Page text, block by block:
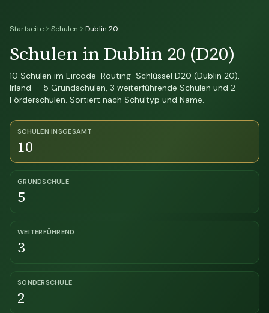
Startseite Schulen Dublin 20
Schulen in Dublin 20 (D20)
10 Schulen im Eircode-Routing-Schlüssel D20 (Dublin 20),
Irland — 5 Grundschulen, 3 weiterführende Schulen und 2
Förderschulen. Sortiert nach Schultyp und Name.
SCHULEN INSGESAMT
10
GRUNDSCHULE
5
WEITERFÜHREND
3
SONDERSCHULE
2